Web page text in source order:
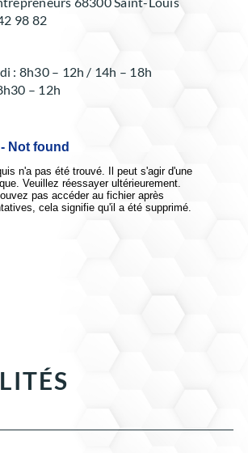
98 82
: 8h30 – 12h / 14h – 18h
– 12h